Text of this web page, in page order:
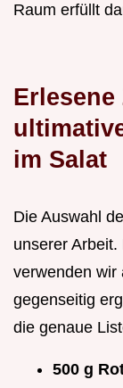
Raum erfüllt
im Salat
Die Auswahl
unserer Arbeit.
verwenden wir
gegenseitig
die genaue
500 g